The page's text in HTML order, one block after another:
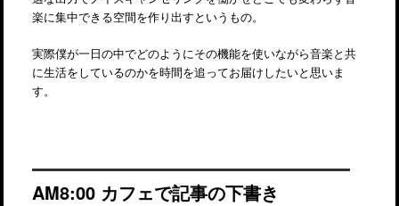
楽に集中できる空間を作り出すというもの。
実際僕が一日の中でどのようにその機能を使いながら音楽と共
に生活をしているのかを時間を追ってお届けしたいと思いま
す。
AM8:00 カフェで記事の下書き